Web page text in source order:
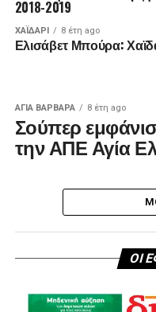
2018-2019
ΧΑΪΔΑΡΙ 8 έτη ago
Ελισάβετ Μπούρα:
ΑΓΙΑ ΒΑΡΒΑΡΑ 8 έτη ago
Σούπερ
την ΑΠΕ Αγία
ΟΙ